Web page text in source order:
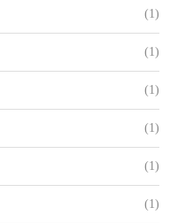
(1)
(1)
(1)
(1)
(1)
(1)